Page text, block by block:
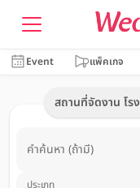
Event แพ็คเกจ
สถานที่จัดงาน โร
คำค้นหา (ถ้ามี)